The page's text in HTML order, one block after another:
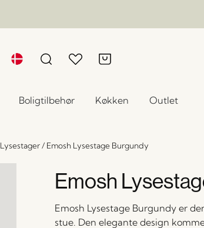
Boligtilbehør Køkken Outlet
Lysestager/ Emosh Lysestage Burgundy
Emosh
Emosh Lysestage Burgundy er
stue. Den elegante design